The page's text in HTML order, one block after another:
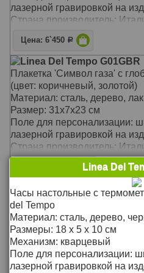
лазерной гравировкой на
Страна производитель:
Цена: 6`450 Р
Linea Del Tempo G01GBR
Плакетка 'Символ газа' с
(цвет: коричневый, золотой)
Материал: сталь, дерево, лак
Размер: 31х7х23 см
Поле для персонализации:
лазерной гравировкой на
Страна производитель:
Linea Del Tempo S02SBL
Плакетка 'Скрипичный ключ'
del Tempo (цвет: черный,
Материал: сталь, дерево, лак
Размер: 20х6х25 см
Поле для персонализации:
лазерной гравировкой на
Linea Del
Часы настольные с
del Tempo
Материал: сталь, дерево,
Размеры: 18 х 5 х 10 см
Механизм: кварцевый
Поле для персонализации:
лазерной гравировкой на